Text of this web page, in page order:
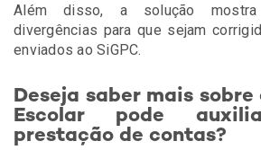
Além disso, a solução
divergências para que sejam
enviados ao SiGPC.
Deseja saber mais
Escolar pode
prestação de contas?